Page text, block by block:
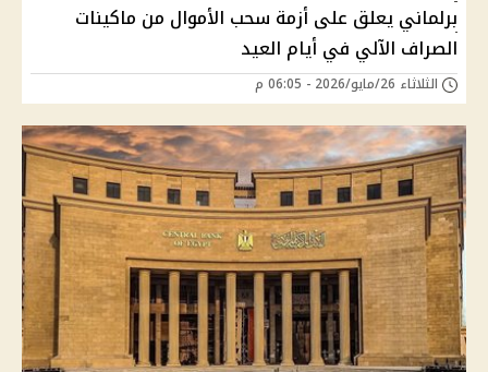
برلماني يعلق على أزمة سحب الأموال من ماكينات
الصراف الآلي في أيام العيد
الثلاثاء 26/مايو/2026 - 06:05 م